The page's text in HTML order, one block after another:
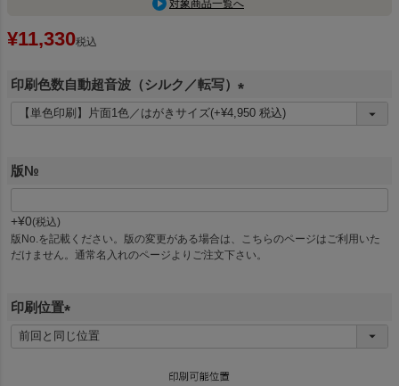
対象商品一覧へ
¥11,330税込
印刷色数自動超音波（シルク／転写）
(
必
版№
+¥0 税込
版No.を記載ください。版の変更がある場合は、こちらのページはご利用いた
だけません。通常名入れのページよりご注文下さい。
印刷位置
(
必